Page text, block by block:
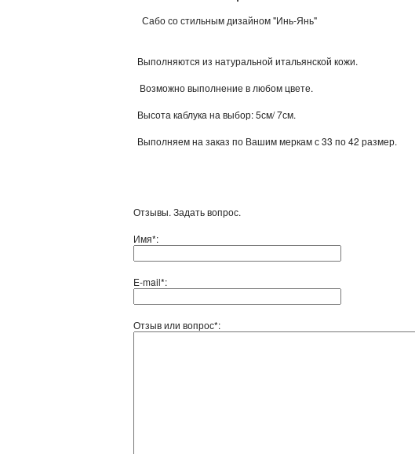
Сабо со стильным дизайном "Инь-Янь"
Выполняются из натуральной итальянской кожи.
Возможно выполнение в любом цвете.
Высота каблука на выбор: 5см/ 7см.
Выполняем на заказ по Вашим меркам с 33 по 42 размер.
Отзывы. Задать вопрос.
Имя*:
E-mail*:
Отзыв или вопрос*: